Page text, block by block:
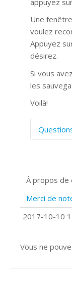
Une
voulez
Appuyez
désirez.
Si vous
les
Voilà!
Prise
?
À propos de
Merci de
2017-10-10
Vous ne